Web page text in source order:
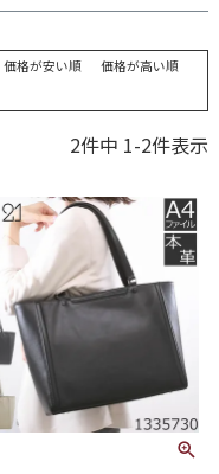
価格が安い順 価格が高い順
2件中 1-2件表示